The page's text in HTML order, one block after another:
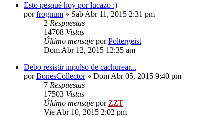
Esto pesqué hoy por lucazo :)
porfrognum » Sab Abr 11, 2015 2:31 pm
2 Respuestas
14708 Vistas
Último mensaje porPoltergeist
Dom Abr 12, 2015 12:35 am
Debo resistir inpulso de cachurear...
porBonesCollector» Dom Abr 05, 2015 9:40 pm
7 Respuestas
17503 Vistas
Último mensaje por ZZT
Vie Abr 10, 2015 2:02 pm